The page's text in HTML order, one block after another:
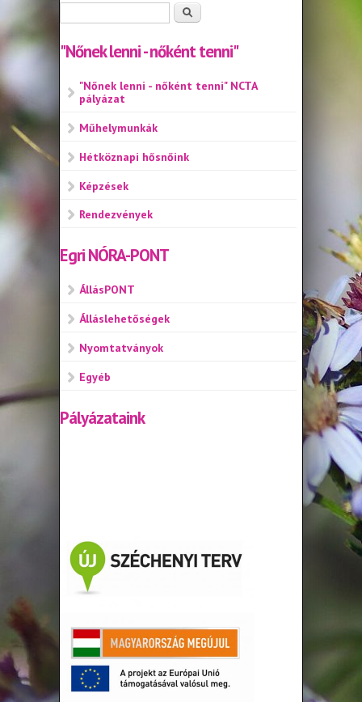
Keresés
"Nőnek lenni - nőként tenni"
"Nőnek lenni - nőként tenni" NCTA
pályázat
Műhelymunkák
Hétköznapi hősnőink
Képzések
Rendezvények
Egri NÓRA-PONT
ÁllásPONT
Álláslehetőségek
Nyomtatványok
Egyéb
Pályázataink